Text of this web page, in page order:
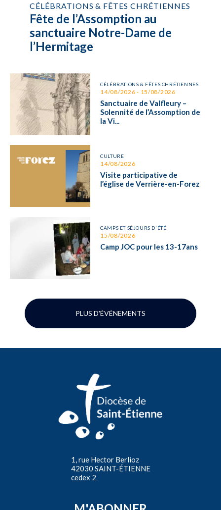
PLUS D'ÉVÉNEMENTS
CÉLÉBRATIONS & FÊTES CHRÉTIENNES
Fête de l’Assomption au
sanctuaire Notre-Dame de
l’Hermitage
CÉLÉBRATIONS & FÊTES CHRÉTIENNES
14/08/2026 - 15/08/2026
Sanctuaire de Valfleury –
Solennité de l’Assomption de
la Vi...
CULTURE
14/08/2026
Visite participative de
l’église de Verrière-en-Forez
CAMPS ET SÉJOURS D'ÉTÉ
15/08/2026
Camp JOC pour les 13-17ans
1, rue Hector Berlioz
42030 SAINT-ÉTIENNE
cedex 2